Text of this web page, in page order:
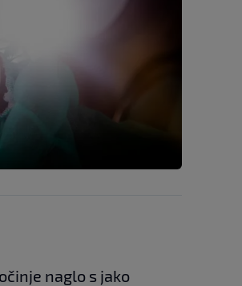
naglo s jako